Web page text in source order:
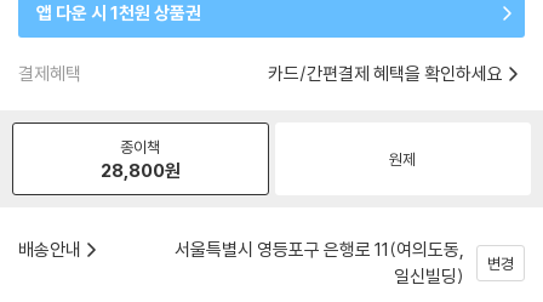
앱 다운 시 1천원 상품권
결제혜택 카드/간편결제 혜택을 확인하세요
종이책
28,800원 원제
배송안내
서울특별시 영등포구 은행로 11(여의도동,
일신빌딩)
변경